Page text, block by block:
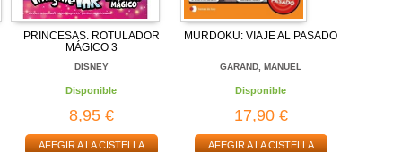
PRINCESAS. ROTULADOR
MÁGICO 3
DISNEY
Disponible
8,95 €
AFEGIR A LA CISTELLA
MURDOKU: VIAJE AL PASADO
GARAND, MANUEL
Disponible
17,90 €
AFEGIR A LA CISTELLA